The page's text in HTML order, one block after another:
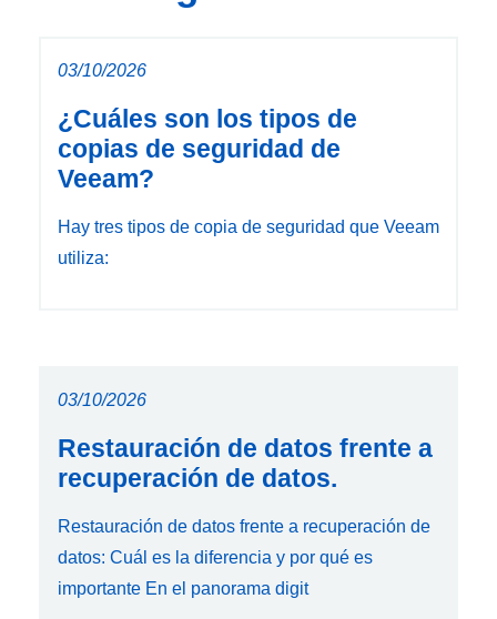
03/10/2026
¿Cuáles son los tipos de
copias de seguridad de
Veeam?
Hay tres tipos de copia de seguridad que Veeam
utiliza:
03/10/2026
Restauración de datos frente a
recuperación de datos.
Restauración de datos frente a recuperación de
datos: Cuál es la diferencia y por qué es
importante En el panorama digit